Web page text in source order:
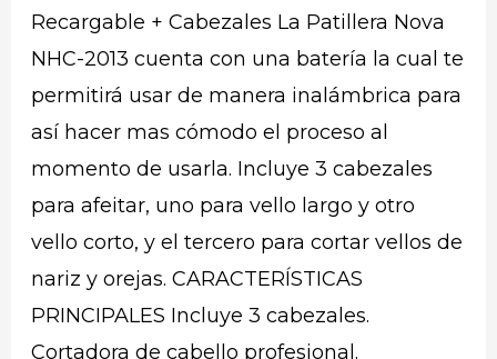
Recargable + Cabezales La Patillera Nova
NHC-2013 cuenta con una batería la cual te
permitirá usar de manera inalámbrica para
así hacer mas cómodo el proceso al
momento de usarla. Incluye 3 cabezales
para afeitar, uno para vello largo y otro
vello corto, y el tercero para cortar vellos de
nariz y orejas. CARACTERÍSTICAS
PRINCIPALES Incluye 3 cabezales.
Cortadora de cabello profesional.